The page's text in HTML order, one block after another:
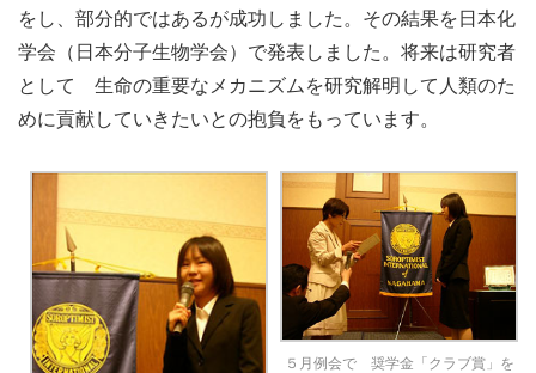
をし、部分的ではあるが成功しました。その結果を日本化
学会（日本分子生物学会）で発表しました。将来は研究者
として 生命の重要なメカニズムを研究解明して人類のた
めに貢献していきたいとの抱負をもっています。
５月例会で 奨学金「クラブ賞」を